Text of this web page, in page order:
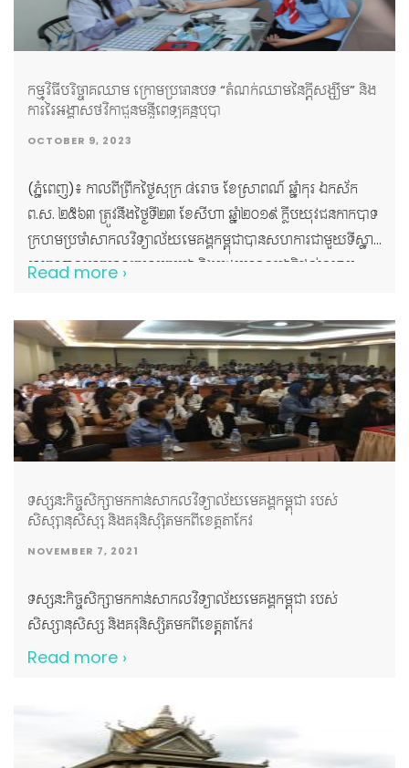
កម្មវិធីបរិច្ចាគឈាម ក្រោមប្រធានបទ “តំណក់ឈាមនៃក្តីសង្ឃឹម” និង
ការរៃអង្គាសថវិកាជូនមន្ទីពេទ្យគន្ធបុប្ផា
OCTOBER 9, 2023
(ភ្នំពេញ)៖ កាលពីព្រឹកថ្ងៃសុក្រ ៨រោច ខែស្រាពណ៍ ឆ្នាំកុរ ឯកស័ក
ព.ស. ២៥៦៣ ត្រូវនឹងថ្ងៃទី២៣ ខែសីហា ឆ្នាំ២០១៩ ក្លឹបយុវជនកាកបាទ
ក្រហមប្រចាំសាកលវិទ្យាល័យមេគង្គកម្ពុជាបានសហការជាមួយទីស្នាក់
ការកណ្តាលកាកបាទក្រហមកម្ពុជា និងមជ្ឈមណ្ឌលជាតិផ្តល់ឈាម
សង្ឃឹម” និងកម្មវិធីរៃអង្គាសថវិកាជូនមន្ទីពេទ្យគន្ធបុប្ផា។ សាកល
វិទ្យាល័យមេគង្គកម្ពុជា និងក្លឹបយុវជនកាកបាទក្រហមកម្ពុជាប្រចាំ
សាកលវិទ្យាល័យមេគង្គកម្ពុជា សូមគោរពថ្លែងអំណរយ៉ាងជ្រាលជ្រៅ
ជូនចំពោះ លោកជំទាវ ពុំ ចន្ទីនី អគ្គលេខាធិការ កាកបាទក្រហមកម្ពុជា
ដែលបានអញ្ជើញចូលរួមជាគណៈអធិបតី ដោយបានពាំនាំប្រសាសន៍
របស់ សម្តេចកិត្តិព្រឹទ្ធបណ្ឌិត ប៊ុន រ៉ានី ហ៊ុនសែន ផ្តាំផ្ញើសួរសុខទុក្ខ
ដោយក្តីនឹករលឹក។ លើសពីនេះទៅទៀត យើងខ្ញុំសូមថ្លែងអំណរគុណ
ដល់មជ្ឈមណ្ឌលជាតិផ្តល់ឈាម អ្នកស្ម័គ្រចិត្តផ្តល់អំណោយឈាម
សប្បុរសជន សីល្បៈករ សីល្បៈការនី និងក្រុមការងារផ្សព្វផ្សាយនៃ
និងធនធានផ្ទាល់ខ្លួនចូលរួមឧបត្ថម្ភគាំទ្រដល់សកម្មភាពមនុស្សធម៌ដ៏
មានសារៈសំខាន់សម្រាប់សង្គមជាតិមួយនេះ។ គូសបញ្ជាក់ផងដែរថា
សាកលវិទ្យាល័យមេគង្គកម្ពុជា និងក្លឹបយុវជនកាកបាទក្រហមតែង
Read more ›
ទស្សនៈកិច្ចសិក្សាមកកាន់សាកលវិទ្យាល័យមេគង្គកម្ពុជា របស់
សិស្សានុសិស្ស និងគរុនិស្សិតមកពីខេត្តតាកែវ
NOVEMBER 7, 2021
ទស្សនៈកិច្ចសិក្សាមកកាន់សាកលវិទ្យាល័យមេគង្គកម្ពុជា របស់
សិស្សានុសិស្ស និងគរុនិស្សិតមកពីខេត្តតាកែវ
Read more ›